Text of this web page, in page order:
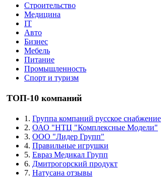
Строительство
Медицина
IT
Авто
Бизнес
Мебель
Питание
Промышленность
Спорт и туризм
ТОП-10 компаний
1. Группа компаний русское снабжение
2. ОАО "НТЦ "Комплексные Модели"
3. ООО "Лидер Групп"
4. Правильные игрушки
5. Евраз Медикал Групп
6. Дмитрогорский продукт
7. Натусана отзывы